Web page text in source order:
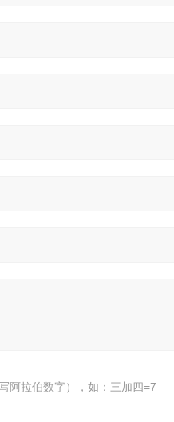
阿拉伯数字），如：三加四=7